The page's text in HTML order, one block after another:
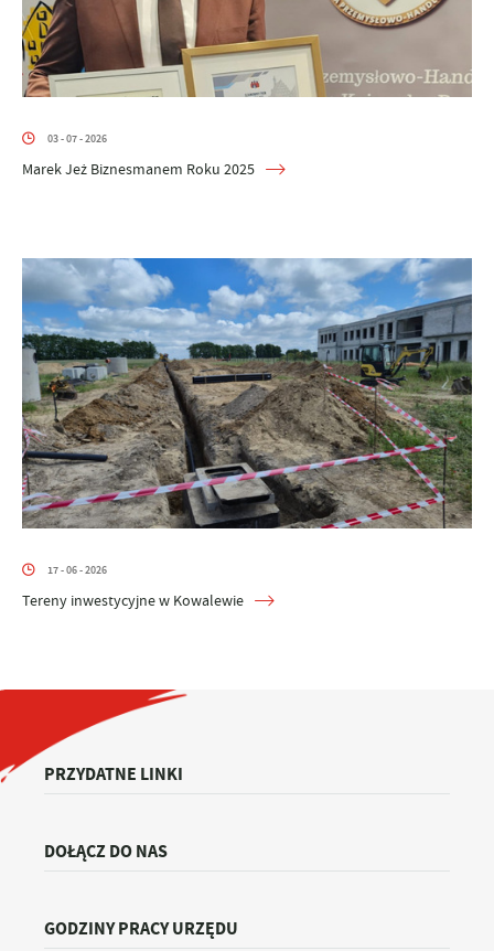
03 - 07 - 2026
Marek Jeż Biznesmanem Roku 2025
17 - 06 - 2026
Tereny inwestycyjne w Kowalewie
PRZYDATNE LINKI
DOŁĄCZ DO NAS
GODZINY PRACY URZĘDU